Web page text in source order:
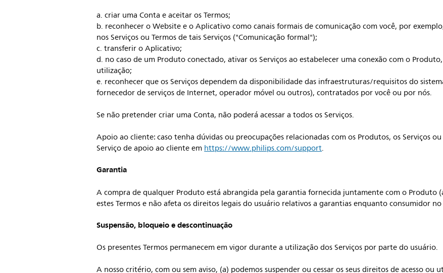
a. criar uma Conta e aceitar os Termos;
b. reconhecer o Website e o Aplicativo como canais formais de comunicação com você, por
nos Serviços ou Termos de tais Serviços ("Comunicação formal");
c. transferir o Aplicativo;
d. no caso de um Produto conectado, ativar os Serviços ao estabelecer uma conexão com o
utilização;
e. reconhecer que os Serviços dependem da disponibilidade das infraestruturas/requisitos do
fornecedor de serviços de Internet, operador móvel ou outros), contratados por você ou por nós.
Se não pretender criar uma Conta, não poderá acessar a todos os Serviços.
Apoio ao cliente: caso tenha dúvidas ou preocupações relacionadas com os Produtos, os Serviços
Serviço de apoio ao cliente emhttps://www.philips.com/support.
Garantia
A compra de qualquer Produto está abrangida pela garantia fornecida juntamente com o Produto
estes Termos e não afeta os direitos legais do usuário relativos a garantias enquanto consumidor
Suspensão, bloqueio e descontinuação
Os presentes Termos permanecem em vigor durante a utilização dos Serviços por parte do usuário.
A nosso critério, com ou sem aviso, (a) podemos suspender ou cessar os seus direitos de acesso ou